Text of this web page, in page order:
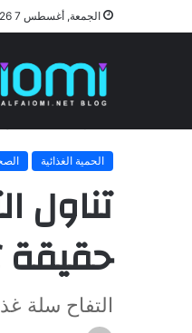
الجمعة, أغسطس 7 2026
الحمية الغذائية
تناول
حقيقة
التفاح سلة